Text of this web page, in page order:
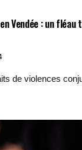
Vendée : un fléau
de violences